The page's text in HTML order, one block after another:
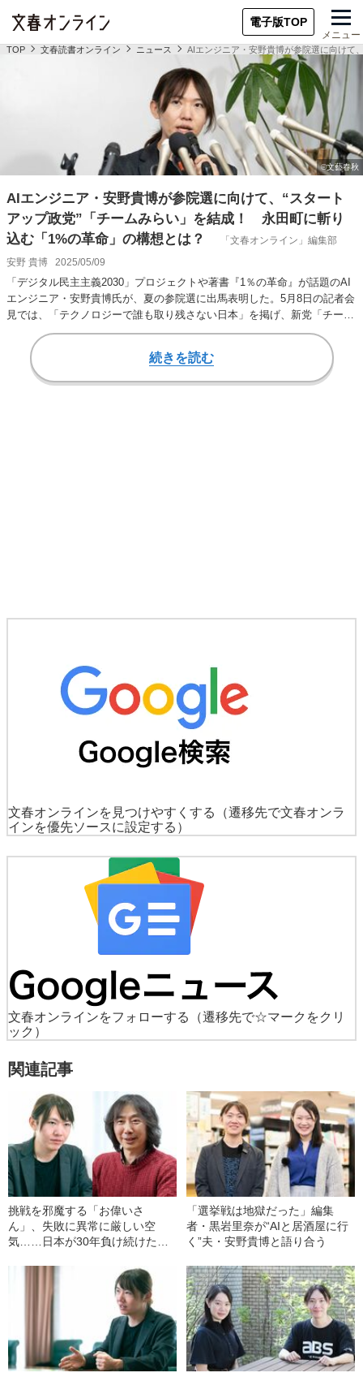
電子版TOP
メニュー
TOP 文春読書オンライン ニュース AIエンジニア・安野貴博が参院選に向けて
AIエンジニア・安野貴博が参院選に向けて、“スタート
アップ政党”「チームみらい」を結成！ 永田町に斬り
込む「1%の革命」の構想とは？
「文春オンライン」編集部
安野 貴博
2025/05/09
「デジタル民主主義2030」プロジェクトや著書『1％の革命』が話題のAI
エンジニア・安野貴博氏が、夏の参院選に出馬表明した。5月8日の記者会
見では、「テクノロジーで誰も取り残さない日本」を掲げ、新党「チーム
みらい」で…
続きを読む
文春オンラインを見つけやすくする
（遷移先で文春オンラ
インを優先ソースに設定する）
文春オンラインをフォローする
（遷移先で☆マークをクリ
ック）
関連記事
挑戦を邪魔する「お偉いさ
ん」、失敗に異常に厳しい空
気……日本が30年負け続けた根
「選挙戦は地獄だった」編集
者・黒岩里奈が“AIと居酒屋に行
く”夫・安野貴博と語り合う